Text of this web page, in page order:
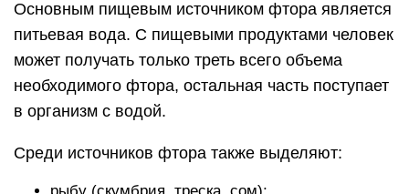
Основным пищевым источником фтора является
питьевая вода. С пищевыми продуктами человек
может получать только треть всего объема
необходимого фтора, остальная часть поступает
в организм с водой.
Среди источников фтора также выделяют: